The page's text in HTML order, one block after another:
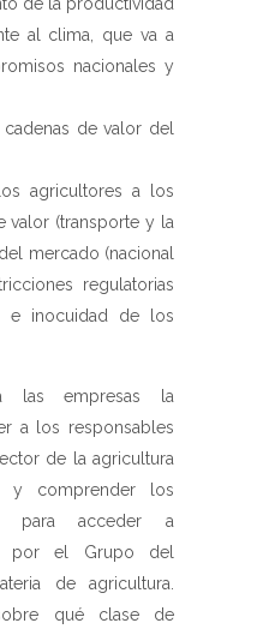
al clima, que va a
nacionales y
cadenas de valor del
agricultores a los
valor (transporte y la
mercado (nacional
regulatorias
e inocuidad de los
las empresas la
a los responsables
de la agricultura
y comprender los
para acceder a
por el Grupo del
de agricultura.
qué clase de